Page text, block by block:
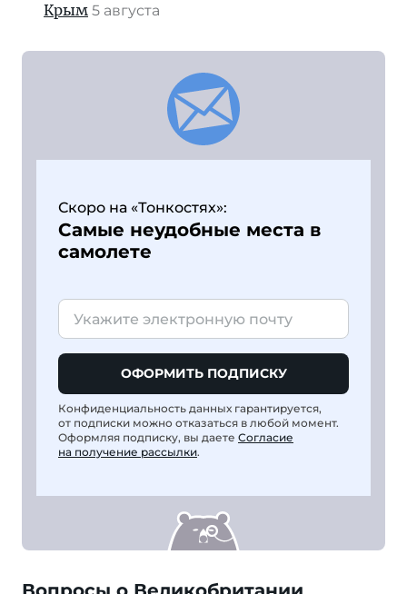
Крым 5 августа
Скоро на «Тонкостях»:
Самые неудобные места в
самолете
ОФОРМИТЬ ПОДПИСКУ
Конфиденциальность данных гарантируется,
от подписки можно отказаться в любой момент.
Оформляя подписку, вы даете Согласие
на получение рассылки.